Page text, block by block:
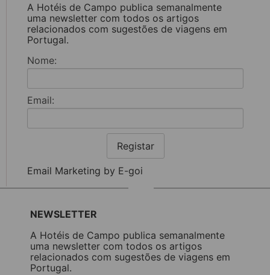
A Hotéis de Campo publica semanalmente
uma newsletter com todos os artigos
relacionados com sugestões de viagens em
Portugal.
Nome:
Email:
Registar
Email Marketing by E-goi
NEWSLETTER
A Hotéis de Campo publica semanalmente
uma newsletter com todos os artigos
relacionados com sugestões de viagens em
Portugal.